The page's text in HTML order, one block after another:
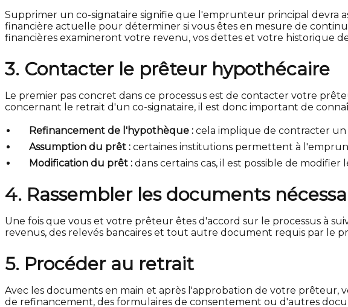
Supprimer un co-signataire signifie que l'emprunteur principal devra
financière actuelle pour déterminer si vous êtes en mesure de
financières examineront votre revenu, vos dettes et votre historique
3. Contacter le prêteur hypothécaire
Le premier pas concret dans ce processus est de contacter votre
concernant le retrait d'un co-signataire, il est donc important de
Refinancement de l'hypothèque : cela implique de contracter
Assumption du prêt : certaines institutions permettent à
Modification du prêt : dans certains cas, il est possible de
4. Rassembler les documents
Une fois que vous et votre prêteur êtes d'accord sur le processus à
revenus, des relevés bancaires et tout autre document requis par le
5. Procéder au retrait
Avec les documents en main et après l'approbation de votre prêteur,
de refinancement, des formulaires de consentement ou d'autres